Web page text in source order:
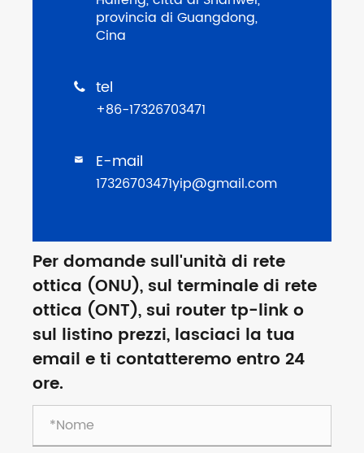
provincia di Guangdong,
Cina
 tel
+86-17326703471
 E-mail
17326703471yip@gmail.com
Per domande sull'unità di rete
ottica (ONU), sul terminale di rete
ottica (ONT), sui router tp-link o
sul listino prezzi, lasciaci la tua
email e ti contatteremo entro 24
ore.